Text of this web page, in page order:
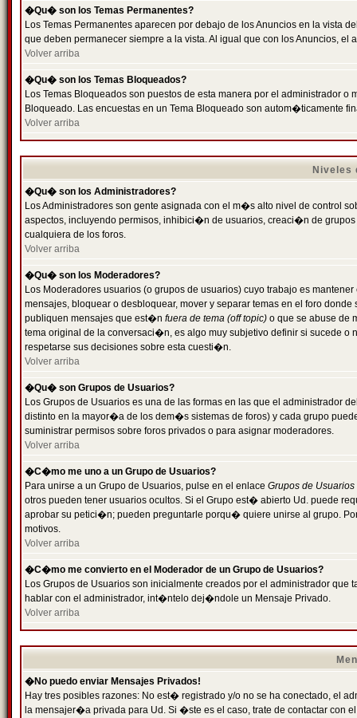
�Qu� son los Temas Permanentes?
Los Temas Permanentes aparecen por debajo de los Anuncios en la
que deben permanecer siempre a la vista. Al igual que con los Anuncios,
Volver arriba
�Qu� son los Temas Bloqueados?
Los Temas Bloqueados son puestos de esta manera por el administrador
Bloqueado. Las encuestas en un Tema Bloqueado son autom�ticamente
Volver arriba
Niveles
�Qu� son los Administradores?
Los Administradores son gente asignada con el m�s alto nivel de control
aspectos, incluyendo permisos, inhibici�n de usuarios, creaci�n de
cualquiera de los foros.
Volver arriba
�Qu� son los Moderadores?
Los Moderadores usuarios (o grupos de usuarios) cuyo trabajo es
mensajes, bloquear o desbloquear, mover y separar temas en el foro
publiquen mensajes que est�n fuera de tema (off topic) o que se abuse de
tema original de la conversaci�n, es algo muy subjetivo definir si sucede
respetarse sus decisiones sobre esta cuesti�n.
Volver arriba
�Qu� son Grupos de Usuarios?
Los Grupos de Usuarios es una de las formas en las que el administrador
distinto en la mayor�a de los dem�s sistemas de foros) y cada grupo
suministrar permisos sobre foros privados o para asignar moderadores.
Volver arriba
�C�mo me uno a un Grupo de Usuarios?
Para unirse a un Grupo de Usuarios, pulse en el enlace Grupos de Usuarios
otros pueden tener usuarios ocultos. Si el Grupo est� abierto Ud. puede
aprobar su petici�n; pueden preguntarle porqu� quiere unirse al grupo.
motivos.
Volver arriba
�C�mo me convierto en el Moderador de un Grupo de Usuarios?
Los Grupos de Usuarios son inicialmente creados por el administrador
hablar con el administrador, int�ntelo dej�ndole un Mensaje Privado.
Volver arriba
�No puedo enviar Mensajes Privados!
Hay tres posibles razones: No est� registrado y/o no se ha conectado, el
la mensajer�a privada para Ud. Si �ste es el caso, trate de contactar con